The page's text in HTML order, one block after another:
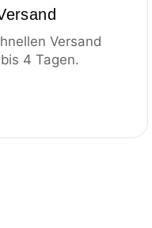
Versand
4 Tagen.